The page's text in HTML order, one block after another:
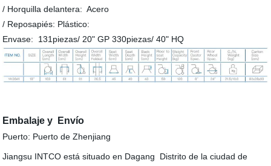
/ Horquilla delantera: Acero
/ Reposapiés: Plástico:
Envase: 131piezas/ 20" GP 330piezas/ 40" HQ
Embalaje y Envío
Puerto: Puerto de Zhenjiang
Jiangsu INTCO está situado en Dagang Distrito de la ciudad de